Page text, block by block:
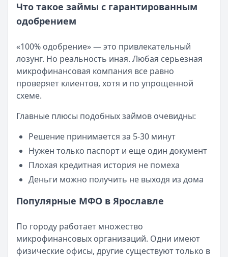
Читать новость
Рекордный рост доли клиентов МФО с iPhone: что
Опубликовано:5 декабря 2025 г.
Категория: МФО
Читать новость
57 сервисов микрозаймов через Госуслуги: где
Кратко:Авторизация через Госуслуги ускоряет
Категория:МФО
Читать новость
Смс о «одобренном займе» от Bigmani Ru: как
Кратко: Пришло СМС об одобрении займа от Bigmani
Опубликовано:23 ноября 2025 г.
Категория:МФО
Все новости
Что такое займы с гарантированным
одобрением
«100% одобрение» — это привлекательный
лозунг. Но реальность иная. Любая серьезная
микрофинансовая компания все равно
проверяет клиентов, хотя и по упрощенной
схеме.
Главные плюсы подобных займов очевидны:
Решение принимается за 5-30 минут
Нужен только паспорт и еще один документ
Плохая кредитная история не помеха
Деньги можно получить не выходя из дома
Популярные МФО в Ярославле
По городу работает множество
микрофинансовых организаций. Одни имеют
физические офисы, другие существуют только в